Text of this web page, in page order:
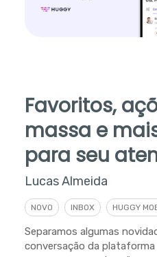
Favoritos,
massa e
para seu
Lucas Almeida
NOVO INBOX HUGGY
Separamos algumas
conversação da